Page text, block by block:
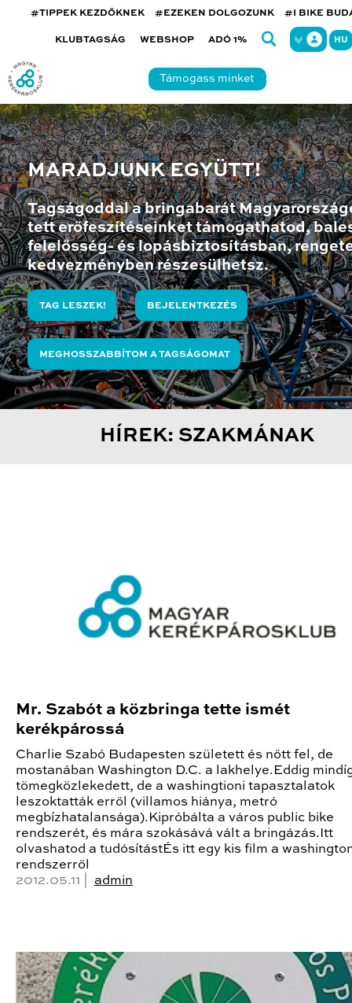
#TIPPEK KEZDŐKNEK #EZEKEN DOLGOZUNK #I BIKE
KLUBTAGSÁG WEBSHOP ADÓ 1% HU
Támogass minket
MARADJUNK EGYÜTT!
Tagságoddal a bringabarát
tett erőfeszítéseinket támogathatod,
felelősség- és lopásbiztosításban,
kedvezményben részesülhetsz.
TAG LESZEK! BEJELENTKEZÉS
MEGHOSSZABBÍTOM A TAGSÁGOMAT
HÍREK: SZAKMÁNAK
Mr. Szabót a közbringa tette ismét
kerékpárossá
Charlie Szabó Budapesten született és nőtt fel, de
mostanában Washington D.C. a lakhelye.Eddig
tömegközlekedett, de a washingtioni tapasztalatok
leszoktatták erről (villamos hiánya, metró
megbízhatalansága).Kipróbálta a város public bike
rendszerét, és mára szokásává vált a bringázás.Itt
olvashatod a tudósítástÉs itt egy kis film a
rendszerről
2012.05.11 | admin